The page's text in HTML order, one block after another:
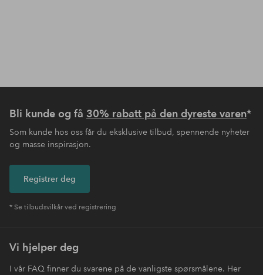
Bli kunde og få 30% rabatt på den dyreste varen*
Som kunde hos oss får du eksklusive tilbud, spennende nyheter
og masse inspirasjon.
Registrer deg
* Se tilbudsvilkår ved registrering
Vi hjelper deg
I vår FAQ finner du svarene på de vanligste spørsmålene. Her